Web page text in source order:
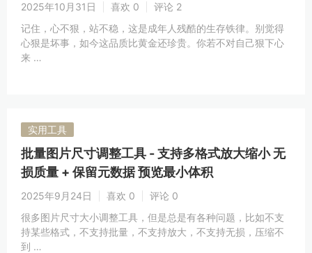
2025年10月31日 喜欢 0
评论 2
记住，心不狠，站不稳，这是成年人残酷的生存铁律。别觉得
心狠是坏事，如今这品质比黄金还珍贵。你若不对自己狠下心
来 …
实用工具
批量图片尺寸调整工具 - 支持多格式放大缩小 无
损质量 + 保留元数据 预览最小体积
2025年9月24日 喜欢 0
评论 0
很多图片尺寸大小调整工具，但是总是有各种问题，比如不支
持某些格式，不支持批量，不支持放大，不支持无损，压缩不
到 …